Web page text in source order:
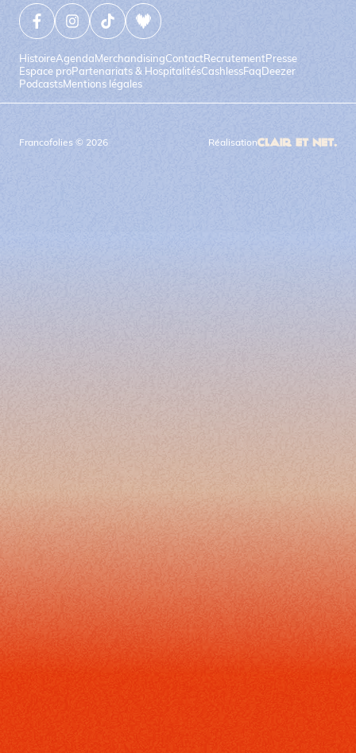
HistoireAgendaMerchandisingContactRecrutementPresse
Espace proPartenariats & HospitalitésCashlessFaqDeezer
PodcastsMentions légales
Facebook (nouvelle fenêtre)
Instagram (nouvelle fenêtre)
Tiktok (nouvelle fenêtre)
Deezer (nouvelle fenêtre)
Francofolies © 2026 Réalisation